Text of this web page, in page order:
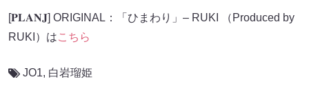
[𝐏𝐋𝐀𝐍𝐉] ORIGINAL：「ひまわり」– RUKI （Produced by
RUKI）はこちら
JO1, 白岩瑠姫